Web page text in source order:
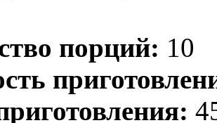
порций: 10